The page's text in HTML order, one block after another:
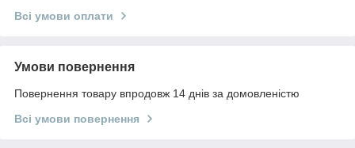
Всі умови оплати
Умови повернення
Повернення товару впродовж 14 днів за домовленістю
Всі умови повернення